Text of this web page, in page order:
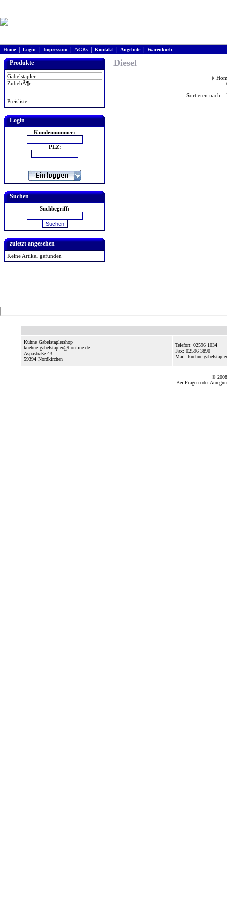
Home| Login Impressum AGBs Kontakt| Angebote| Warenkorb
Produkte
Gabelstapler
ZubehÃ¶r
Preisliste
Login
Kundennummer:
PLZ:
Suchen
Suchbegriff:
zuletzt angesehen
Keine Artikel gefunden
Diesel
Sortieren nach:
Kühne Gabelstaplershop
kuehne-gabelstapler@t-online.de
Aspastraße 43
59394 Nordkirchen
Telefon: 02596 1034
Fax: 02596 3890
Mail: kuehne-
© 2008
Bei Fragen oder